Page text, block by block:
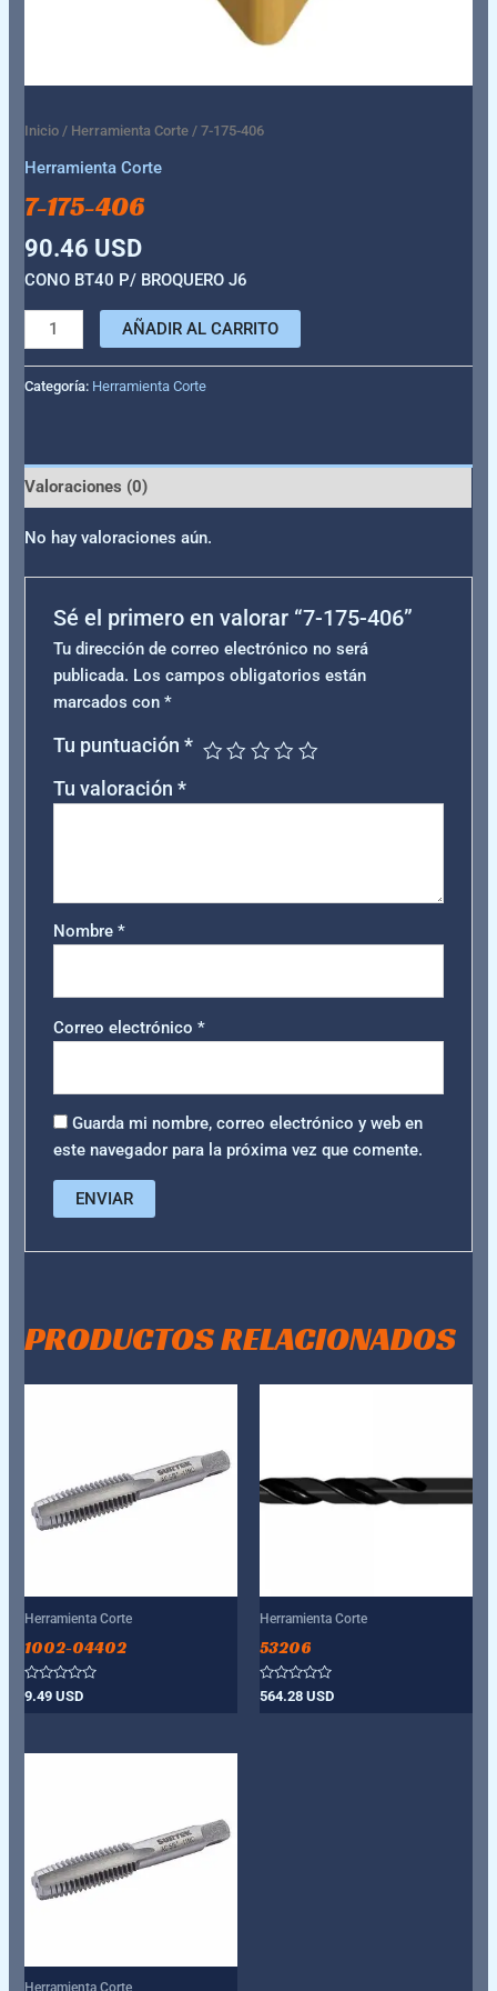
Inicio / Herramienta Corte / 7-175-406
Herramienta Corte
7-175-406
90.46 USD
CONO BT40 P/ BROQUERO J6
AÑADIR AL CARRITO
Categoría: Herramienta Corte
Valoraciones (0)
No hay valoraciones aún.
Sé el primero en valorar “7-175-406”
Tu dirección de correo electrónico no será
publicada. Los campos obligatorios están
marcados con *
Tu puntuación *
Tu valoración *
Nombre *
Correo electrónico *
Guarda mi nombre, correo electrónico y web en
este navegador para la próxima vez que comente.
PRODUCTOS RELACIONADOS
Herramienta Corte
1002-04402
Valorado
con
9.49USD
Herramienta Corte
53206
Valorado
con
564.28 USD
Herramienta Corte